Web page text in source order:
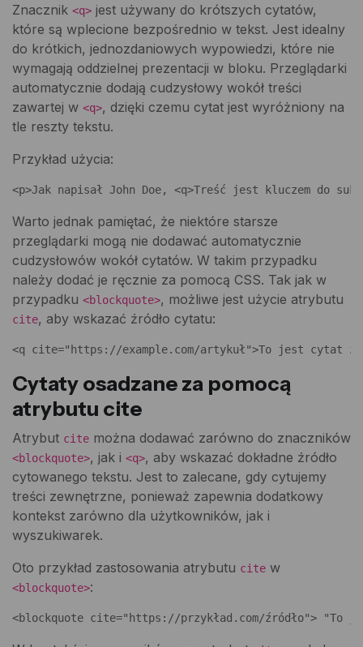
Znacznik <q> jest używany do krótszych cytatów,
które są wplecione bezpośrednio w tekst. Jest idealny
do krótkich, jednozdaniowych wypowiedzi, które nie
wymagają oddzielnej prezentacji w bloku. Przeglądarki
automatycznie dodają cudzysłowy wokół treści
zawartej w <q>, dzięki czemu cytat jest wyróżniony na
tle reszty tekstu.
Przykład użycia:
<p>Jak napisał John Doe, <q>Treść jest kluczem do
Warto jednak pamiętać, że niektóre starsze
przeglądarki mogą nie dodawać automatycznie
cudzysłowów wokół cytatów. W takim przypadku
należy dodać je ręcznie za pomocą CSS. Tak jak w
przypadku <blockquote>, możliwe jest użycie atrybutu
cite, aby wskazać źródło cytatu:
<q cite="https://example.com/artykuł">To jest cytat z
Cytaty osadzane za pomocą
atrybutu cite
Atrybut cite można dodawać zarówno do znaczników
<blockquote>, jak i <q>, aby wskazać dokładne źródło
cytowanego tekstu. Jest to zalecane, gdy cytujemy
treści zewnętrzne, ponieważ zapewnia dodatkowy
kontekst zarówno dla użytkowników, jak i
wyszukiwarek.
Oto przykład zastosowania atrybutu cite w
<blockquote>:
<blockquote cite="https://przykład.com/źródło"> "To